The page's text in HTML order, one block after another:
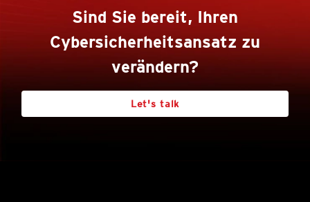
Sind Sie bereit, Ihren
Cybersicherheitsansatz zu
verändern?
Let's talk